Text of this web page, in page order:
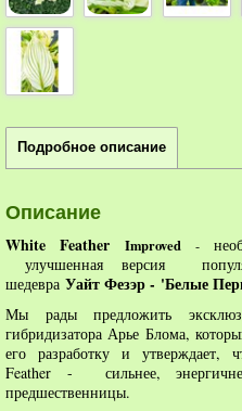
Подробное описание
Описание
White Feather Improved-
улучшенная версия
шедевра Уайт Фезэр - 'Белые
Мы рады предложить
гибридизатора Арье Блома,
его разработку и утверждает,
Feather - сильнее,
предшественницы.